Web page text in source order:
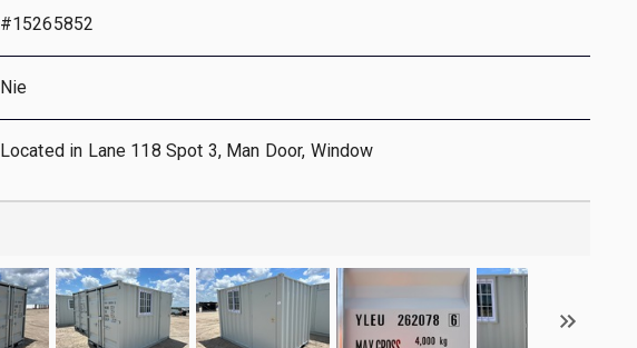
#15265852
Nie
Located in Lane 118 Spot 3, Man Door, Window